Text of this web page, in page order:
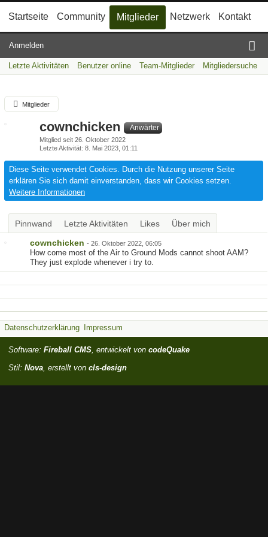
Startseite Community Mitglieder Netzwerk Kontakt
Anmelden
Letzte Aktivitäten Benutzer online Team-Mitglieder Mitgliedersuche
Mitglieder
cownchicken Anwärter
Mitglied seit 26. Oktober 2022
Letzte Aktivität 8. Mai 2023, 01:11
Diese Seite verwendet Cookies. Durch die Nutzung unserer Seite
erklären Sie sich damit einverstanden, dass wir Cookies setzen.
Weitere Informationen
Pinnwand Letzte Aktivitäten Likes
Über mich
cownchicken - 26. Oktober 2022, 06:05
How come most of the Air to Ground Mods cannot shoot AAM?
They just explode whenever i try to.
Datenschutzerklärung Impressum
Software: Fireball CMS, entwickelt von codeQuake
Stil: Nova, erstellt von cls-design